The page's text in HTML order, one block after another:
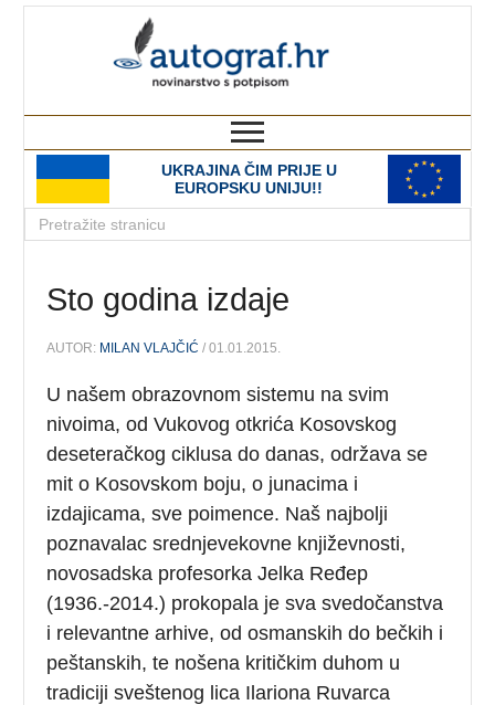
UKRAJINA ČIM PRIJE U
EUROPSKU UNIJU!!
Sto godina izdaje
AUTOR: MILAN VLAJČIĆ / 01.01.2015.
U našem obrazovnom sistemu na svim
nivoima, od Vukovog otkrića Kosovskog
deseteračkog ciklusa do danas, održava se
mit o Kosovskom boju, o junacima i
izdajicama, sve poimence. Naš najbolji
poznavalac srednjevekovne književnosti,
novosadska profesorka Jelka Ređep
(1936.-2014.) prokopala je sva svedočanstva
i relevantne arhive, od osmanskih do bečkih i
peštanskih, te nošena kritičkim duhom u
tradiciji sveštenog lica Ilariona Ruvarca